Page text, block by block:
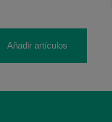
Añadir artículos